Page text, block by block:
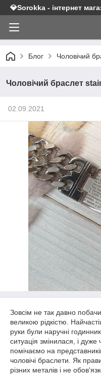
💎Sorokka - інтернет
Блог Чоловічий
Чоловічий браслет
02.09.2021
Зовсім не так давно
великою рідкістю.
руки були наручні
ситуація змінилася, і
помічаємо на
чоловічі браслети. Як
різних металів і не